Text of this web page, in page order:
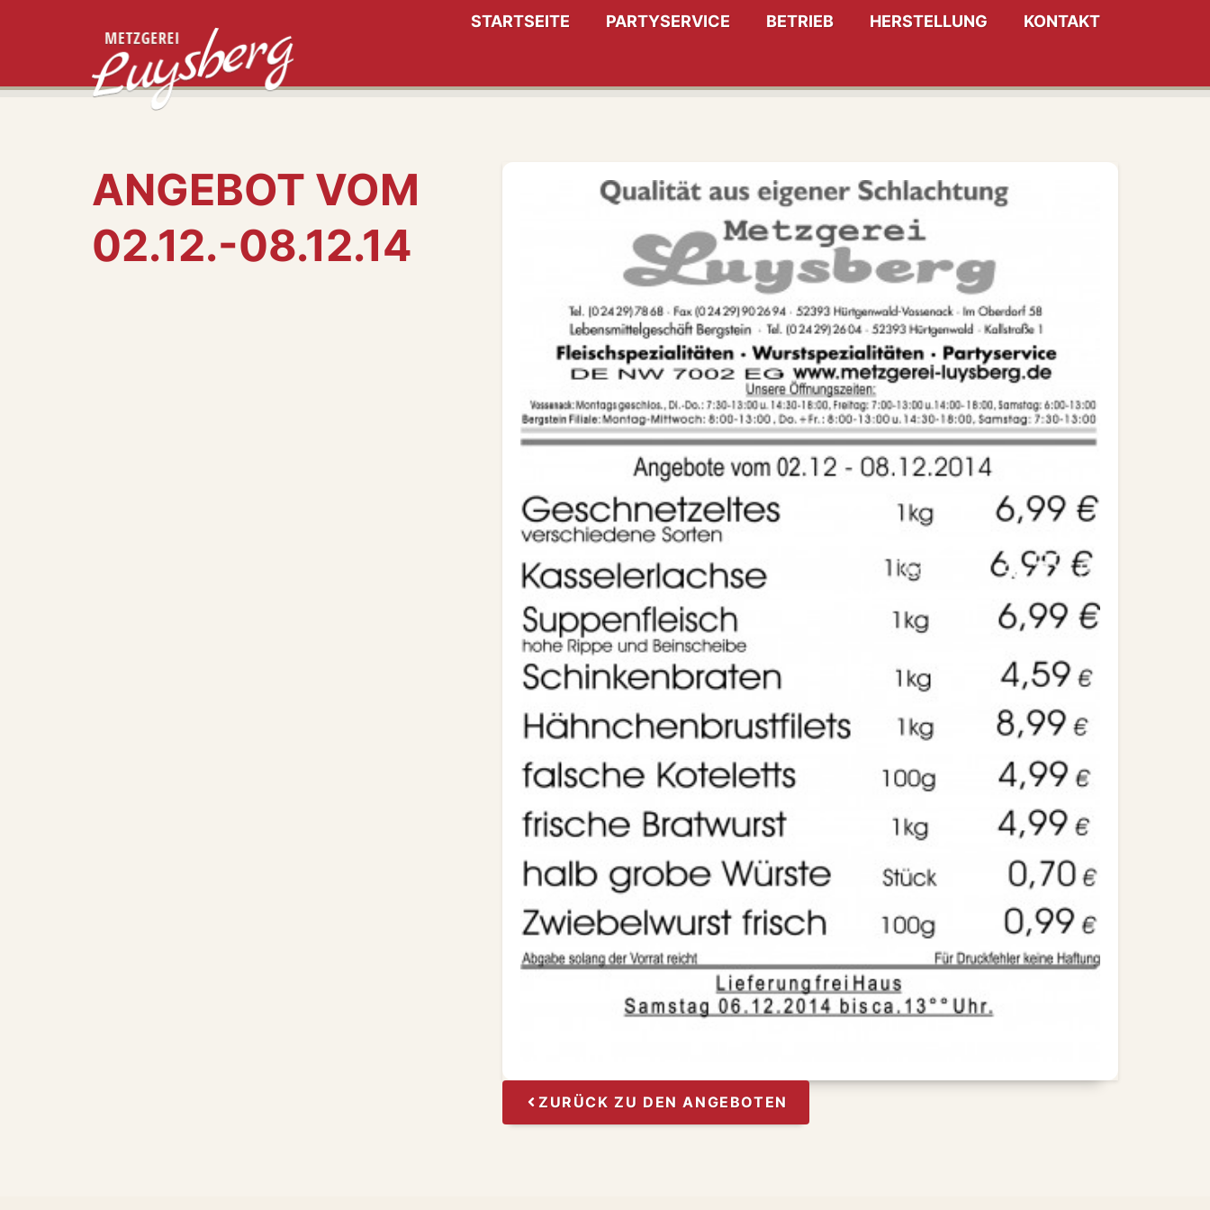
STARTSEITE PARTYSERVICE BETRIEB HERSTELLUNG KONTAKT
ANGEBOT VOM
02.12.-08.12.14
ZURÜCK ZU DEN ANGEBOTEN